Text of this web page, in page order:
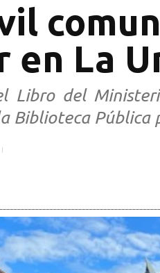
en La
Libro del
Biblioteca